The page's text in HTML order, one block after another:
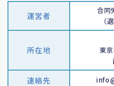
運営者
合同
（
所在地
東
連絡先